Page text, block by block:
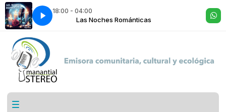
18:00 - 04:00
Las Noches Románticas